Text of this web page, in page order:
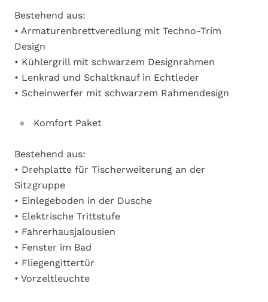
Bestehend aus:
• Armaturenbrettveredlung mit Techno-Trim
Design
• Kühlergrill mit schwarzem Designrahmen
• Lenkrad und Schaltknauf in Echtleder
• Scheinwerfer mit schwarzem Rahmendesign
Komfort Paket
Bestehend aus:
• Drehplatte für Tischerweiterung an der
Sitzgruppe
• Einlegeboden in der Dusche
• Elektrische Trittstufe
• Fahrerhausjalousien
• Fenster im Bad
• Fliegengittertür
• Vorzeltleuchte